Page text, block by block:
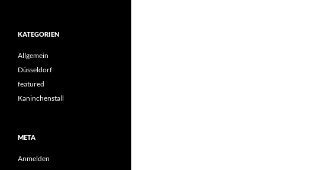
KATEGORIEN
Allgemein
Düsseldorf
featured
Kaninchenstall
META
Anmelden